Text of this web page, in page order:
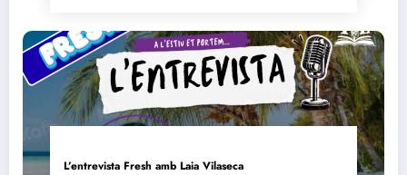
L’entrevista Fresh amb Laia Vilaseca